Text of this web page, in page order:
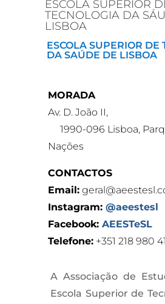
ESCOLA SUPERIOR
TECNOLOGIA DA
LISBOA
ESCOLA SUPERIOR DE
DA SAÚDE DE LISBOA
MORADA
Av. D.
1990-096 Lisboa,
Nações
CONTACTOS
Email:
Instagram: @aeestesl
Facebook:AEESTeSL
Telefone:+351 218 980
A Associação de
Escola Superior de